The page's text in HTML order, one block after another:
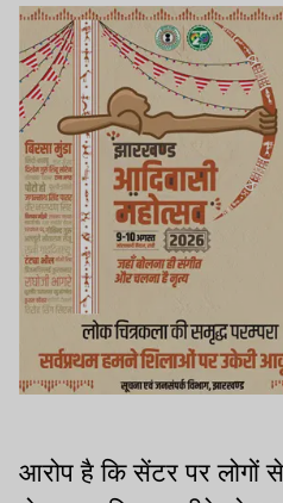
आरोप है कि सेंटर पर लोगों